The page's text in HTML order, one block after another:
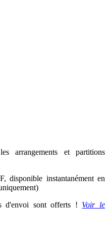
arrangements et partitions
disponible instantanémenten
d'envoi sont offerts ! Voir le